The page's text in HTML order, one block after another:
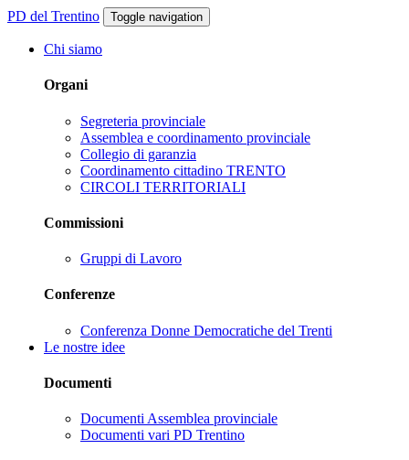
PD del Trentino Toggle navigation
Chi siamo
Organi
Segreteria provinciale
Assemblea e coordinamento provinciale
Collegio di garanzia
Coordinamento cittadino TRENTO
CIRCOLI TERRITORIALI
Commissioni
Gruppi di Lavoro
Conferenze
Conferenza Donne Democratiche del Trenti
Le nostre idee
Documenti
Documenti Assemblea provinciale
Documenti vari PD Trentino